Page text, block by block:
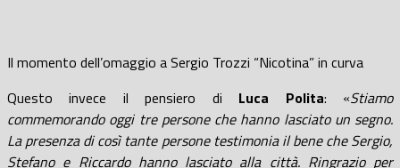
Il momento dell’omaggio a Sergio Trozzi “Nicotina” in curva
Questo invece il pensiero di Luca Polita: «Stiamo
commemorando oggi tre persone che hanno lasciato un segno.
La presenza di così tante persone testimonia il bene che Sergio,
Stefano e Riccardo hanno lasciato alla città. Ringrazio per